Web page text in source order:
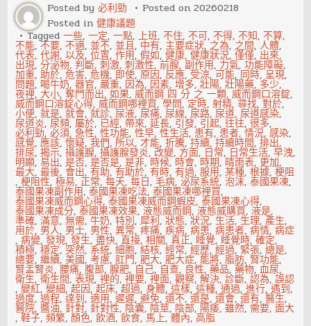
Posted by必利勁 Posted on20260218
Posted in健康議題
Tagged一些,一定,一點,上班,不住,不可,不得,不知,不算,
不能,不要,不適,並不,並且, 中有,主要症狀, 之為, 之間,人體,
代表,代謝,以及,位置,作用,假如,健康,健康狀況,僅僅, 出來,
出現,分泌物,判斷,刺激,刺激性,前腺,副作用, 力氣,功能障礙,
加重,助於,危害,危機, 即使,原因, 反應, 受涼,可能, 同時,呈現,
問題, 喝牛奶,器官,嚴重, 因為, 因素,增多,壯陽,壯陽藥, 多少,
夜裡,大小,奪門而出,如果,威而鋼 四 分 之 一顆,威而鋼口溶錠,
威而鋼口溶錠心得,威而鋼哪裡買,學問, 定時,射精,尋找,對於,
小便,就是,就會,就診,尿液,尿痛,尿線,尿路,尿道,尿道感染,
尿道炎,尿頻,屬於, 已經,帶來,延長, 引發, 引起,往往,很多,
必利勁,必須,急性,性功能,性早,性生活, 患有, 患者,情況,感染,
感覺,應該,懷疑,我們,所以,才能,折騰,持續,持續時間,排出,
排尿,揭示,攝護腺,攝護腺發炎, 改變, 方面, 日常, 日常生活,早洩,
明顯,易出,是否,是否是,是非, 時候, 時會, 時期, 晴雨表, 更加,
最大,最後, 會出,有助,有助於,有時,有過,服用,某種,根據,梗阻
,梗阻性,極易,正常,每天,每日, 毛病,泌尿系統,泡沫,泰國果凍,
泰國果凍副作用,泰國果凍吃法,泰國果凍哪裡買,
泰國果凍威而鋼心得,泰國果凍威而鋼蝦皮,泰國果凍心得,
泰國果凍成分,泰國果凍效果,液態威而鋼,液態威購買,液是,
準確,滿意,無需,牛奶,特別,犀利,狀態,狀況,生活,生理,產生,
用於, 男人, 男士, 男性,異常,疼痛,疾病,病患,病患者,病情,病症
,病變,發現,發生,盡快,直接,相關,真正, 睡覺, 睡覺時,確定,
積極,穩定,突然, 系統,細胞,結核,經常,經歷,經過, 緊張,總是,
總要,繼續,美國,考慮,肛門,肥大,肥大症,能將,脂肪, 腎功能,
腎盂腎炎,腰痛,腹部,腺肥, 自己, 自查, 良性,藥品,藥物,血尿,
衛生,衛生間,表現,裡的,裡要,裡面,觀察,解決,診斷,認為,誤認
,變紅,變細,起因,起床,超過,身體,這樣,這種,通過,進行,遇到,
過度,過程,達到,適用,遲遲,避免,還不,還是,還會,還有,醫生,
醫院,醬油, 針對, 針對性, 陰囊, 陰莖, 陰部, 陽痿,雖然, 需要,面大
,鞋子,頻繁,顏色,飲酒,飲食, 馬上,體內,高脂